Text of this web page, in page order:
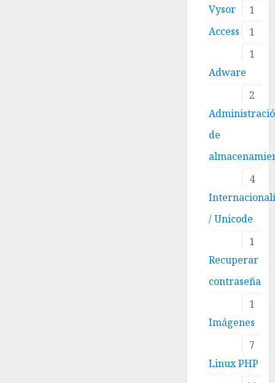
1
Vysor
1
Access
1
Adware
2
de
4
/ Unicode
1
Recuperar
contraseña
1
Imágenes
7
Linux PHP